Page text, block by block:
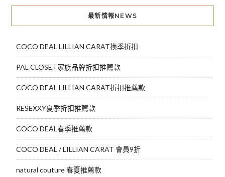
導
覽
最新情報NEWS
COCO DEAL LILLIAN CARAT換季折扣
PAL CLOSET家族品牌折扣推薦款
COCO DEAL LILLIAN CARAT折扣推薦款
RESEXXY夏季折扣推薦款
COCO DEAL春季推薦款
COCO DEAL / LILLIAN CARAT 會員9折
natural couture 春夏推薦款